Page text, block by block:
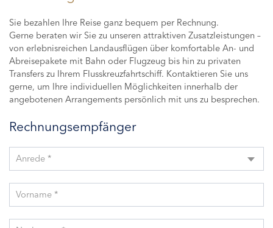
Sie bezahlen Ihre Reise ganz bequem per Rechnung.
Gerne beraten wir Sie zu unseren attraktiven Zusatzleistungen –
von erlebnisreichen Landausflügen über komfortable An- und
Abreisepakete mit Bahn oder Flugzeug bis hin zu privaten
Transfers zu Ihrem Flusskreuzfahrtschiff. Kontaktieren Sie uns
gerne, um Ihre individuellen Möglichkeiten innerhalb der
angebotenen Arrangements persönlich mit uns zu besprechen.
Rechnungsempfänger
Anrede *
Vorname *